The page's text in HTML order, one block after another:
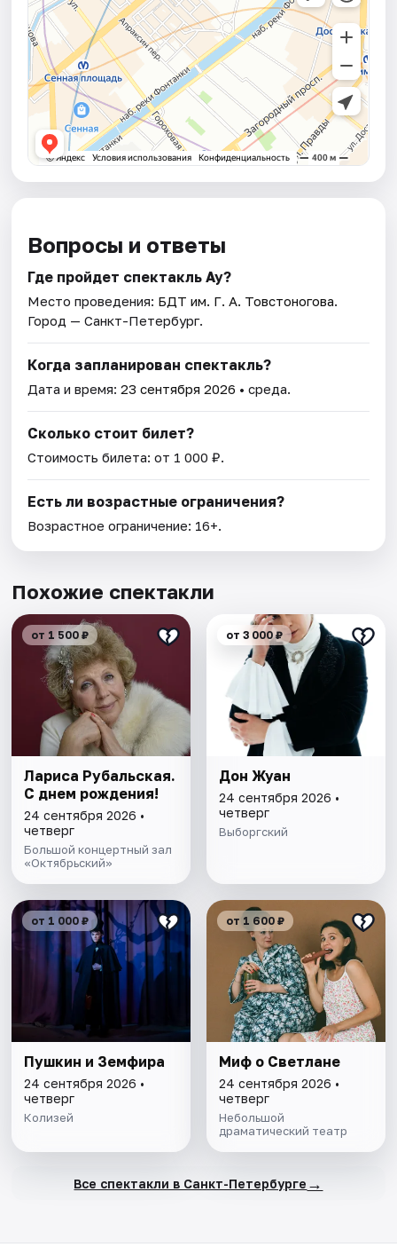
Вопросы и ответы
Где пройдет спектакль Ау?
Место проведения: БДТ им. Г. А. Товстоногова.
Город — Санкт-Петербург.
Когда запланирован спектакль?
Дата и время:23 сентября 2026 • среда.
Сколько стоит билет?
Стоимость билета: от 1 000 ₽.
Есть ли возрастные ограничения?
Возрастное ограничение: 16+.
Похожие спектакли
от 1 500 ₽
Лариса Рубальская.
С днем рождения!
24 сентября 2026 •
четверг
Большой концертный зал
«Октябрьский»
от 3 000 ₽
Дон Жуан
24 сентября 2026 •
четверг
Выборгский
от 1 000 ₽
Пушкин и Земфира
24 сентября 2026 •
четверг
Колизей
от 1 600 ₽
Миф о Светлане
24 сентября 2026 •
четверг
Небольшой
драматический театр
Все спектакли в Санкт-Петербурге →